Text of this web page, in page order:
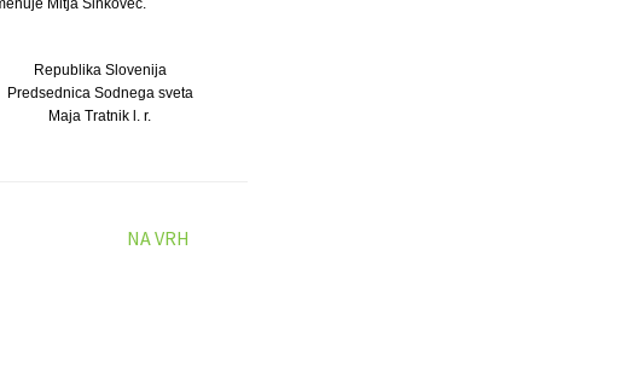
Republika Slovenija
Predsednica Sodnega sveta
Maja Tratnik l. r.
NA VRH